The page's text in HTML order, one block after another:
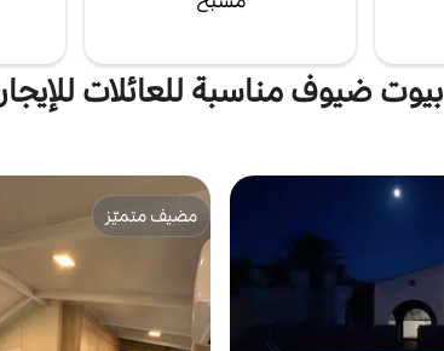
بيوت ضيوف مناسبة للعائلات للإيجار
مضيف متميّز
مضيف متميّز